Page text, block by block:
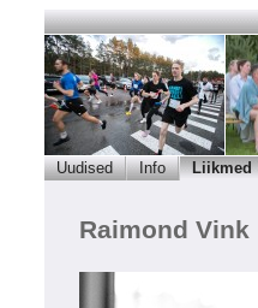
Uudised Info Liikmed
Raimond Vink